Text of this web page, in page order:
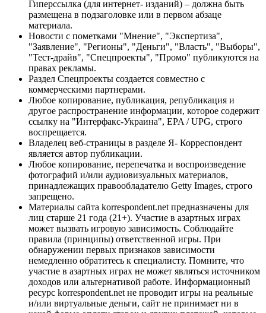
Гиперссылка (для интернет- изданий) – должна быть
размещена в подзаголовке или в первом абзаце
материала.
Новости с пометками "Мнение", "Экспертиза",
"Заявление", "Регионы", "Деньги", "Власть", "Выборы",
"Тест-драйв", "Спецпроекты", "Промо" публикуются на
правах рекламы.
Раздел Спецпроекты создается совместно с
коммерческими партнерами.
Любое копирование, публикация, републикация и
другое распространение информации, которое содержит
ссылку на "Интерфакс-Украина", EPA / UPG, строго
воспрещается.
Владелец веб-страницы в разделе Я- Корреспондент
является автор публикации.
Любое копирование, перепечатка и воспроизведение
фотографий и/или аудиовизуальных материалов,
принадлежащих правообладателю Getty Images, строго
запрещено.
Материалы сайта korrespondent.net предназначены для
лиц старше 21 года (21+). Участие в азартных играх
может вызвать игровую зависимость. Соблюдайте
правила (принципы) ответственной игры. При
обнаружении первых признаков зависимости
немедленно обратитесь к специалисту. Помните, что
участие в азартных играх не может являться источником
доходов или альтернативой работе. Информационный
ресурс korrespondent.net не проводит игры на реальные
и/или виртуальные деньги, сайт не принимает ни в